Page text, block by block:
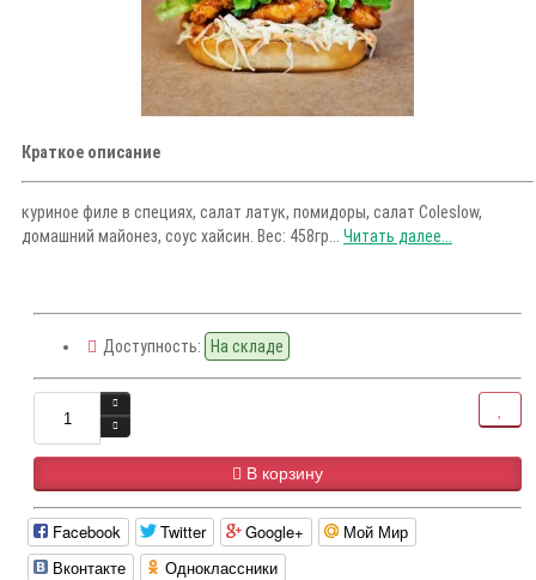
Краткое описание
куриное филе в специях, салат латук, помидоры, салат Coleslow,
домашний майонез, соус хайсин. Вес: 458гр... Читать далее...
Доступность: На складе
В корзину
Facebook Twitter Google+
Мой Мир
Вконтакте
Одноклассники